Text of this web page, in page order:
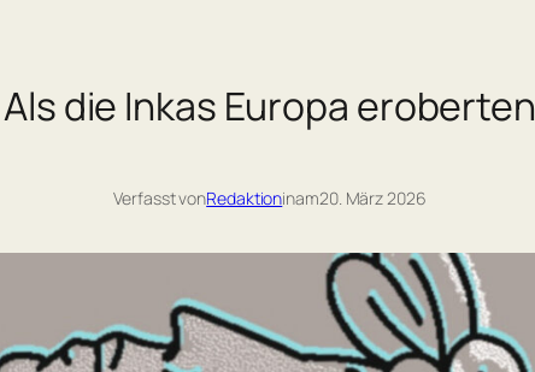
Als die Inkas Europa eroberten
Verfasst vonRedaktioninam20. März 2026